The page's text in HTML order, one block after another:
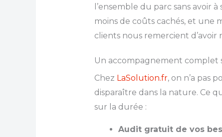
l’ensemble du parc sans avoir
moins de coûts cachés, et une
clients nous remercient d’avoir
Un accompagnement complet
Chez LaSolution.fr, on n’a pas
disparaître dans la nature. Ce
sur la durée :
Audit gratuit de vos